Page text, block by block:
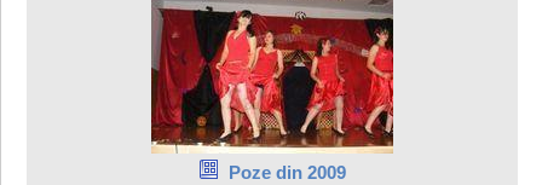
Poze din 2009